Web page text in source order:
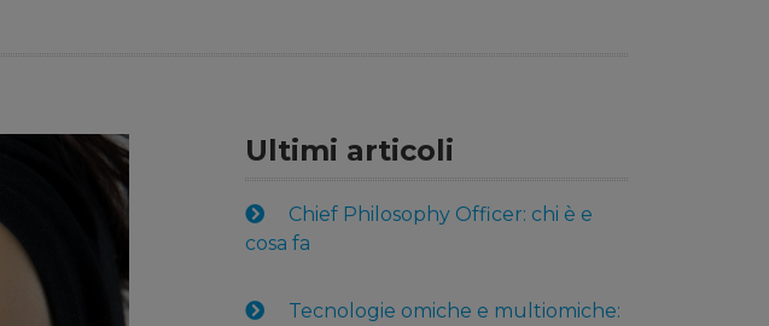
Ultimi articoli
Chief Philosophy Officer: chi è e
cosa fa
Tecnologie omiche e multiomiche: